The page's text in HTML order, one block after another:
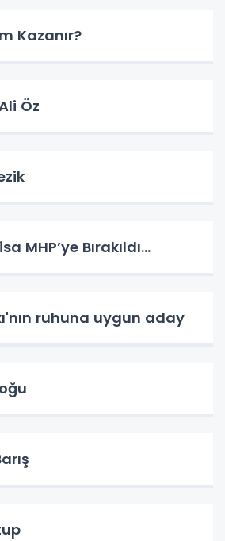
Kazanır?
Öz
MHP’ye Bırakıldı…
ruhuna uygun aday